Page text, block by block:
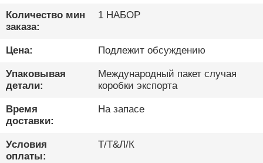
ПУТЕШЕСТВИЕ
ФАБРИКИ
ПРОВЕРКА
КАЧЕСТВА
СВЯЖИТЕСЬ
МЫ
Количество мин
заказа:
1 НАБОР
Цена: Подлежит обсуждению
Упаковывая
детали:
Международный пакет случая
коробки экспорта
Время
доставки:
На запасе
Условия
оплаты:
Т/Т&Л/К